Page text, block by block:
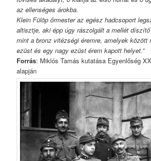
az ellenséges árokba.
Klein Fülöp őrmester az egész hadcsoport
altisztje, aki épp úgy rászolgált a mellét díszítő
mint a bronz vitézségi éremre, amelyek között
ezüst és egy nagy ezüst érem kapott helyet.”
Forrás: Miklós Tamás kutatása Egyenlőség
alapján